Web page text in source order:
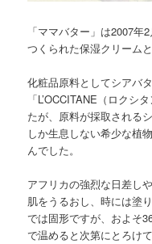
「ママバター」は2007
つくられた保湿クリーム
化粧品原料としてシアバ
「L’OCCITANE（ロクシ
たが、原料が採取される
しか生息しない希少な植
んでした。
アフリカの強烈な日差し
肌をうるおし、時には塗
では固形ですが、およそ
で温めると次第にとろけ